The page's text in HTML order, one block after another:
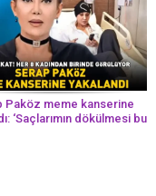
Paköz meme kanserine
‘Saçlarımın dökülmesi bu